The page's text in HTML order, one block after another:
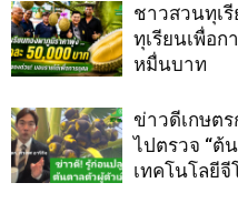
ชาวสวนทุเ
ทุเรียนเพื่อก
หมื่นบาท
ข่าวดีเกษต
ไปตรวจ “ต้
เทคโนโลยีจี